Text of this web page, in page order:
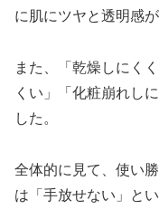
に肌にツヤと透明感
また、「乾燥しにく
くい」「化粧崩れし
した。
全体的に見て、使い
は「手放せない」と